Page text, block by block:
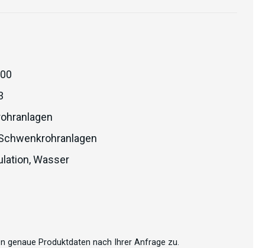
,Wasser
genaue Produktdaten nach Ihrer Anfrage zu.